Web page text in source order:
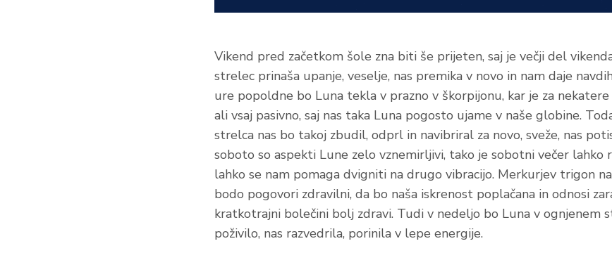
Vikend pred začetkom šole zna biti še prijeten, saj je večji del
strelec prinaša upanje, veselje, nas premika v novo in nam daje
ure popoldne bo Luna tekla v prazno v škorpijonu, kar je za
ali vsaj pasivno, saj nas taka Luna pogosto ujame v naše globine.
strelca nas bo takoj zbudil, odprl in navibriral za novo, sveže, nas
soboto so aspekti Lune zelo vznemirljivi, tako je sobotni večer lahko
lahko se nam pomaga dvigniti na drugo vibracijo. Merkurjev trigon
bodo pogovori zdravilni, da bo naša iskrenost poplačana in odnosi
kratkotrajni bolečini bolj zdravi. Tudi v nedeljo bo Luna v ognjenem
poživilo, nas razvedrila, porinila v lepe energije.